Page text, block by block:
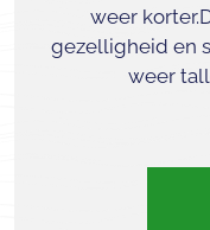
weer
gezelligheid en
weer